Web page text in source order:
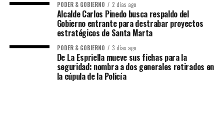
PODER & GOBIERNO 2 días ago
Alcalde Carlos Pinedo busca respaldo del
Gobierno entrante para destrabar proyectos
estratégicos de Santa Marta
PODER & GOBIERNO 3 días ago
De La Espriella mueve sus fichas para la
seguridad: nombra a dos generales retirados en
la cúpula de la Policía